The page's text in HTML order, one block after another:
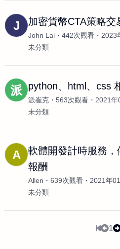
J 加密貨幣CTA策略交
John Lai 442次觀看
2023
未分類
派 python、html、css
派崔克 563次觀看
2021年
未分類
A
軟體開發計時服務
報酬
Allen 639次觀看
2021年
未分類
1